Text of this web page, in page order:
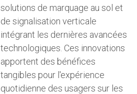
solutions de marquage au sol et
de signalisation verticale
intégrant les dernières avancées
technologiques. Ces innovations
apportent des bénéfices
tangibles pour l'expérience
quotidienne des usagers sur les